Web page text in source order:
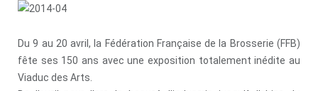
Du 9 au 20 avril, la Fédération Française de la Brosserie (FFB)
fête ses 150 ans avec une exposition totalement inédite au
Viaduc des Arts.